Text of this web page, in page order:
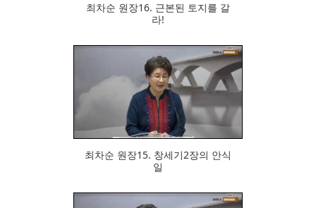
최차순 원장16. 근본된 토지를 갈
라!
최차순 원장15. 창세기2장의 안식
일